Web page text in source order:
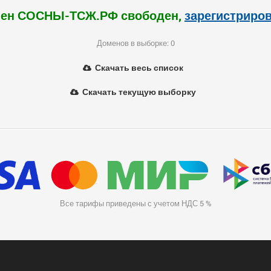
СОСНЫ-ТСЖ.РФ свободен,
Доменов в выборке: 0
Скачать весь список
Скачать текущую выборку
Все тарифы приведены с учетом НДС 5 %